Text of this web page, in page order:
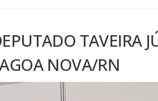
TAVEIRA
NOVA/RN